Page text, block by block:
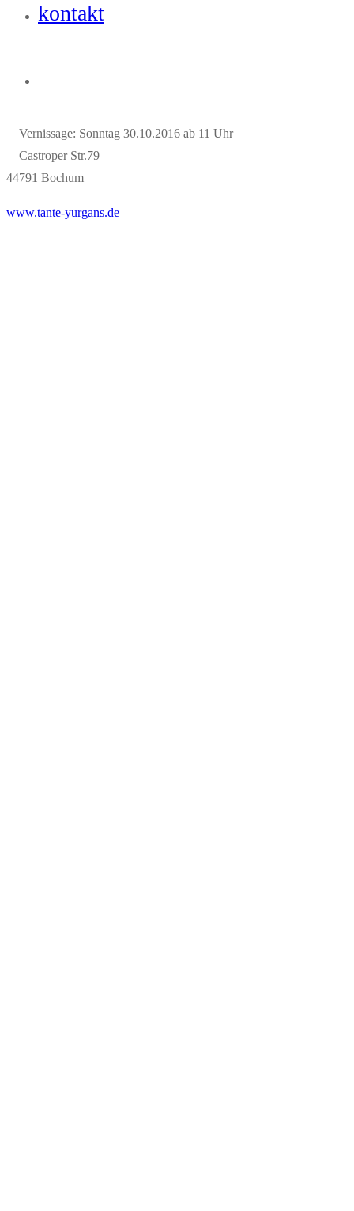
kontakt
Vernissage: Sonntag 30.10.2016 ab 11 Uhr
Castroper Str.79
44791 Bochum
www.tante-yurgans.de